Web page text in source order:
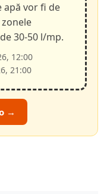
apă vor fi de
30-50 l/mp.
12:00
21:00
→